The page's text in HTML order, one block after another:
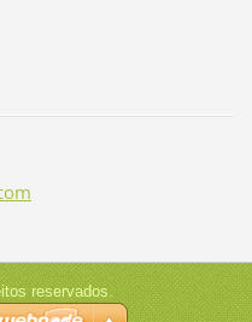
reservados.